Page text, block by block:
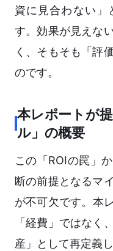
資に見合わない」
す。効果が見えな
く、そもそも「評
のです。
本レポートが
ル」の概要
この「ROIの罠」
断の前提となるマ
が不可欠です。本
「経費」ではなく
産」として再定義し